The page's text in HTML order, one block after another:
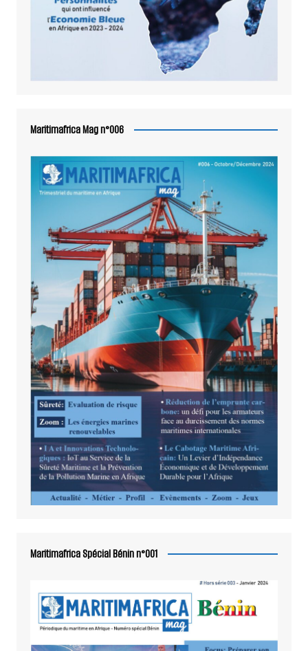
Maritimafrica Mag n°006
Maritimafrica Spécial Bénin n°001